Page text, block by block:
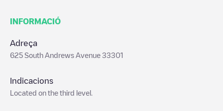
INFORMACIÓ
Adreça
625 South Andrews Avenue 33301
Indicacions
Located on the third level.